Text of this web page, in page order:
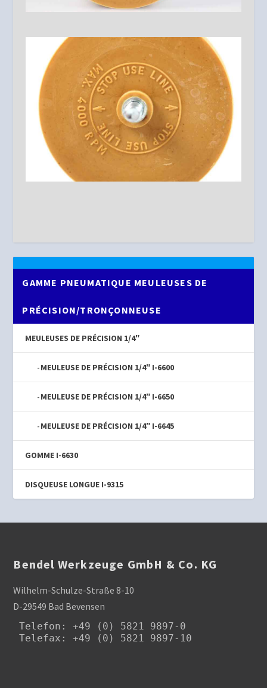
GAMME PNEUMATIQUE MEULEUSES DE
PRÉCISION/TRONÇONNEUSE
MEULEUSES DE PRÉCISION 1/4″
MEULEUSE DE PRÉCISION 1/4″ I-6600
MEULEUSE DE PRÉCISION 1/4″ I-6650
MEULEUSE DE PRÉCISION 1/4″ I-6645
GOMME I-6630
DISQUEUSE LONGUE I-9315
Bendel Werkzeuge GmbH & Co. KG
Wilhelm-Schulze-Straße 8-10
D-29549 Bad Bevensen
Telefon : +49 (0) 5821 9897-0
Telefax: +49 (0) 5821 9897-10